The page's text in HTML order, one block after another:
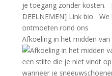
Afkoeling in het midden